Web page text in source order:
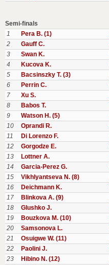
Semi-finals
1
Pera B. (1)
2
Gauff C.
3
Swan K.
4
Kucova K.
5
Bacsinszky T. (3)
6
Perrin C.
7
Xu S.
8
Babos T.
9
Watson H. (5)
10
Oprandi R.
11
Di Lorenzo F.
12
Gorgodze E.
13
Lottner A.
14
Garcia-Perez G.
15
Vikhlyantseva N. (8)
16
Deichmann K.
17
Blinkova A. (9)
18
Glushko J.
19
Bouzkova M. (10)
20
Samsonova L.
21
Osuigwe W. (11)
22
Paolini J.
23
Hibino N. (12)